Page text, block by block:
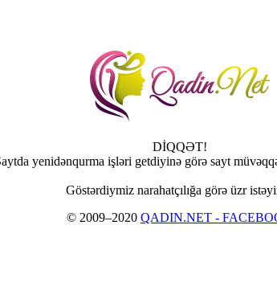
DİQQƏT!
yenidənqurma işləri getdiyinə görə sayt
Göstərdiymiz narahatçılığa görə üzr
© 2009–2020 QADIN.NET -